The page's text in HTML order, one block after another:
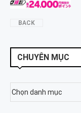
BACK
CHUYÊN MỤC